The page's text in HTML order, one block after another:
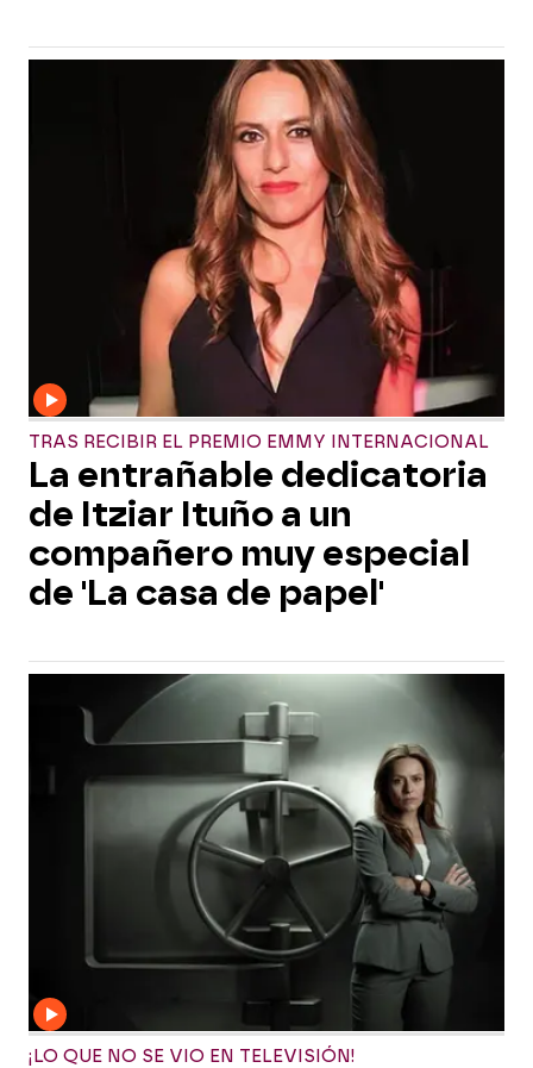
TRAS RECIBIR EL PREMIO EMMY INTERNACIONAL
La entrañable dedicatoria
de Itziar Ituño a un
compañero muy especial
de 'La casa de papel'
¡LO QUE NO SE VIO EN TELEVISIÓN!